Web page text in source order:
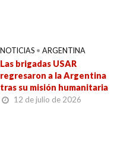
NOTICIAS • ARGENTINA
Las brigadas USAR
regresaron a la Argentina
tras su misión humanitaria
12 de julio de 2026